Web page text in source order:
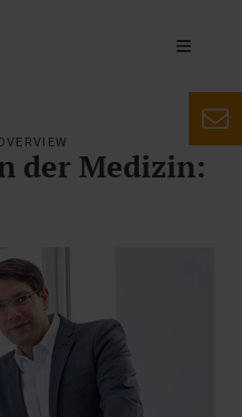
der Medizin: